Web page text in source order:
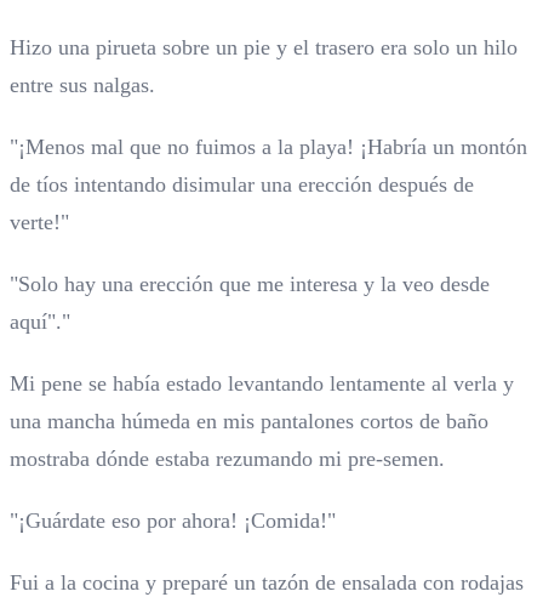
Hizo una pirueta sobre un pie y el trasero era solo un hilo
entre sus nalgas.
"¡Menos mal que no fuimos a la playa! ¡Habría un montón
de tíos intentando disimular una erección después de
verte!"
"Solo hay una erección que me interesa y la veo desde
aquí"."
Mi pene se había estado levantando lentamente al verla y
una mancha húmeda en mis pantalones cortos de baño
mostraba dónde estaba rezumando mi pre-semen.
"¡Guárdate eso por ahora! ¡Comida!"
Fui a la cocina y preparé un tazón de ensalada con rodajas